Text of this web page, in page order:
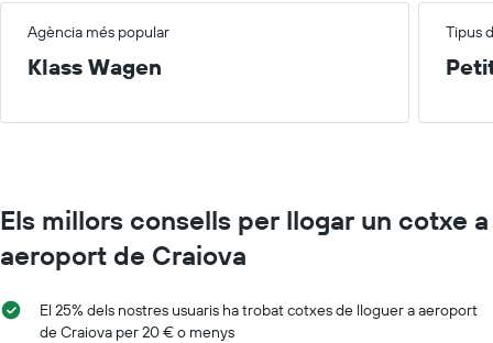
Agència més popular Tipus
Klass Wagen
Els millors consells per llogar un cotxe a
aeroport de Craiova
El 25% dels nostres usuaris ha trobat cotxes de lloguer a aeroport
de Craiova per 20 € o menys